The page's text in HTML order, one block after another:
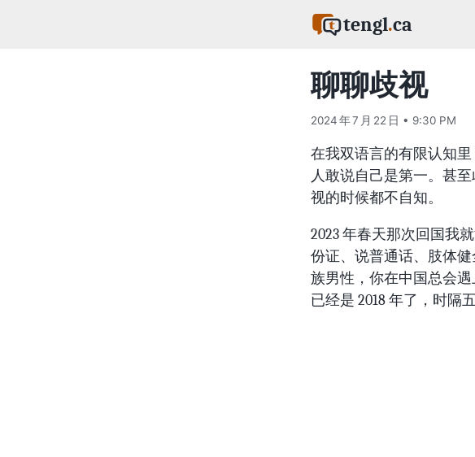
tengl.ca
聊聊歧视
2024 年 7 月 22 日 • 9:30 PM
在我双语言的有限认知
人敢说自己是第一。甚
视的时候都不自知。
2023 年春天那次回国我
份证、说普通话、肢体
族男性，你在中国总会
已经是 2018 年了，时隔